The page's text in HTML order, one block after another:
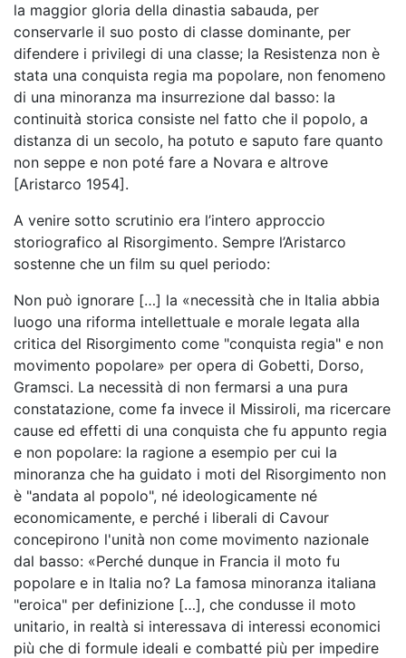
la maggior gloria della dinastia sabauda, per
conservarle il suo posto di classe dominante, per
difendere i privilegi di una classe; la Resistenza non è
stata una conquista regia ma popolare, non fenomeno
di una minoranza ma insurrezione dal basso: la
continuità storica consiste nel fatto che il popolo, a
distanza di un secolo, ha potuto e saputo fare quanto
non seppe e non poté fare a Novara e altrove
[Aristarco 1954].
A venire sotto scrutinio era l’intero approccio
storiografico al Risorgimento. Sempre l’Aristarco
sostenne che un film su quel periodo:
Non può ignorare […] la «necessità che in Italia abbia
luogo una riforma intellettuale e morale legata alla
critica del Risorgimento come "conquista regia" e non
movimento popolare» per opera di Gobetti, Dorso,
Gramsci. La necessità di non fermarsi a una pura
constatazione, come fa invece il Missiroli, ma ricercare
cause ed effetti di una conquista che fu appunto regia
e non popolare: la ragione a esempio per cui la
minoranza che ha guidato i moti del Risorgimento non
è "andata al popolo", né ideologicamente né
economicamente, e perché i liberali di Cavour
concepirono l'unità non come movimento nazionale
dal basso: «Perché dunque in Francia il moto fu
popolare e in Italia no? La famosa minoranza italiana
"eroica" per definizione […], che condusse il moto
unitario, in realtà si interessava di interessi economici
più che di formule ideali e combatté più per impedire